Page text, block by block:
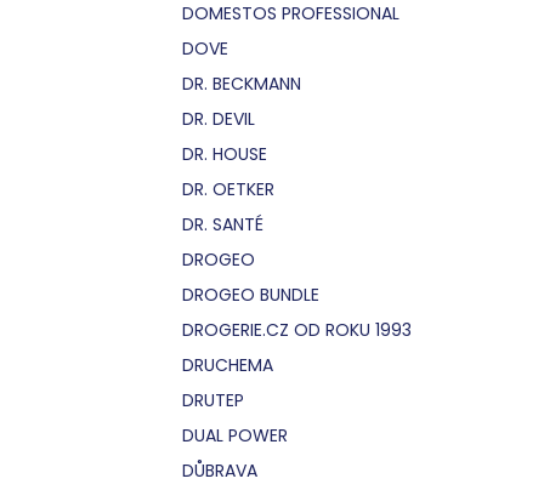
DOMESTOS PROFESSIONAL
DOVE
DR. BECKMANN
DR. DEVIL
DR. HOUSE
DR. OETKER
DR. SANTÉ
DROGEO
DROGEO BUNDLE
DROGERIE.CZ OD ROKU 1993
DRUCHEMA
DRUTEP
DUAL POWER
DŮBRAVA